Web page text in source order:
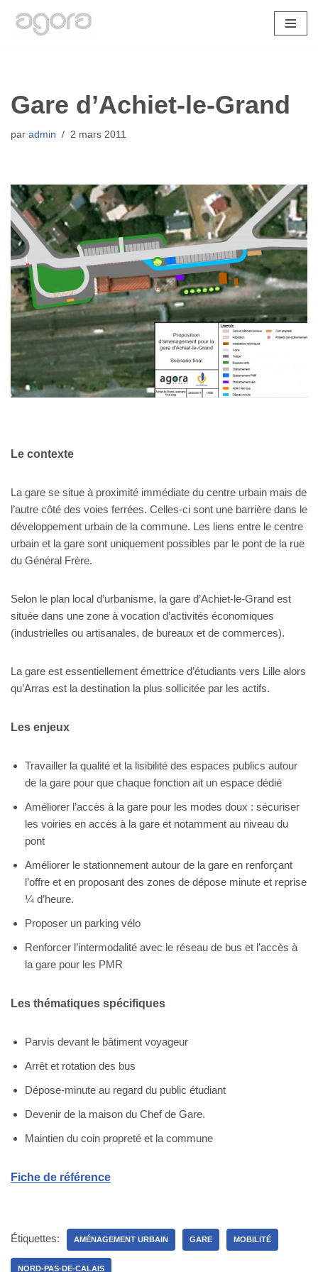
Gare d’Achiet-le-Grand
par admin 2 mars 2011
Le contexte
La gare se situe à proximité immédiate du centre urbain mais de
l’autre côté des voies ferrées. Celles-ci sont une barrière dans le
développement urbain de la commune. Les liens entre le centre
urbain et la gare sont uniquement possibles par le pont de la rue
du Général Frère.
Selon le plan local d’urbanisme, la gare d’Achiet-le-Grand est
située dans une zone à vocation d’activités économiques
(industrielles ou artisanales, de bureaux et de commerces).
La gare est essentiellement émettrice d’étudiants vers Lille alors
qu’Arras est la destination la plus sollicitée par les actifs.
Les enjeux
Travailler la qualité et la lisibilité des espaces publics autour
de la gare pour que chaque fonction ait un espace dédié
Améliorer l’accès à la gare pour les modes doux : sécuriser
les voiries en accès à la gare et notamment au niveau du
pont
Améliorer le stationnement autour de la gare en renforçant
l’offre et en proposant des zones de dépose minute et reprise
¼ d’heure.
Proposer un parking vélo
Renforcer l’intermodalité avec le réseau de bus et l’accès à
la gare pour les PMR
Les thématiques spécifiques
Parvis devant le bâtiment voyageur
Arrêt et rotation des bus
Dépose-minute au regard du public étudiant
Devenir de la maison du Chef de Gare.
Maintien du coin propreté et la commune
Fiche de référence
Étiquettes: AMÉNAGEMENT URBAIN GARE MOBILITÉ
NORD-PAS-DE-CALAIS